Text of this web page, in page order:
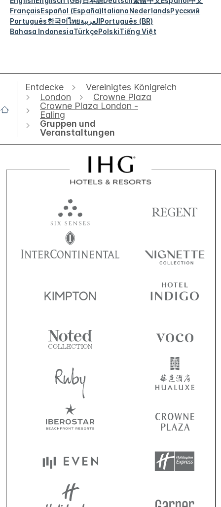
FrançaisEspañol (España)ItalianoNederlandsРусский
Português한국어ไทยالعربيةPortuguês (BR)
Bahasa IndonesiaTürkçePolskiTiếng Việt
Entdecke
Vereinigtes Königreich
London
Crowne Plaza
Crowne Plaza London -
Ealing
Gruppen und
Veranstaltungen